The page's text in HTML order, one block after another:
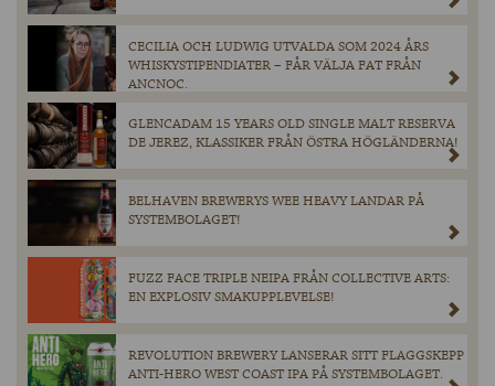
CECILIA OCH LUDWIG UTVALDA SOM 2024 ÅRS
WHISKYSTIPENDIATER – FÅR VÄLJA FAT FRÅN
ANCNOC.
GLENCADAM 15 YEARS OLD SINGLE MALT RESERVA
DE JEREZ, KLASSIKER FRÅN ÖSTRA HÖGLÄNDERNA!
BELHAVEN BREWERYS WEE HEAVY LANDAR PÅ
SYSTEMBOLAGET!
FUZZ FACE TRIPLE NEIPA FRÅN COLLECTIVE ARTS:
EN EXPLOSIV SMAKUPPLEVELSE!
REVOLUTION BREWERY LANSERAR SITT FLAGGSKEPP
ANTI-HERO WEST COAST IPA PÅ SYSTEMBOLAGET.